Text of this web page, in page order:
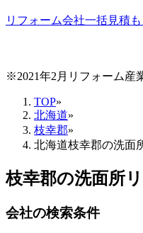
リフォーム会社一括見積
※2021年2月リフォーム産
TOP»
北海道»
枝幸郡»
北海道枝幸郡の洗面
枝幸郡の洗面所
会社の検索条件